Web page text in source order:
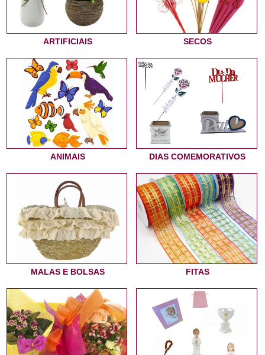
ARTIFICIAIS SECOS
ANIMAIS DIAS COMEMORATIVOS
MALAS E BOLSAS FITAS